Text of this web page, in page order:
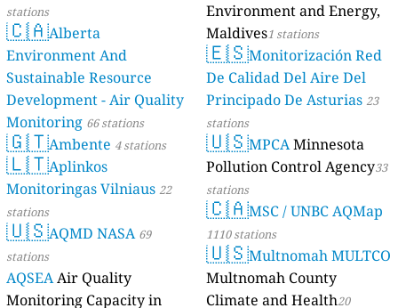
stations
🇨🇦Alberta
Environment And
Sustainable Resource
Development - Air Quality
Monitoring 66 stations
🇬🇹Ambente 4 stations
🇱🇹Aplinkos
Monitoringas Vilniaus 22
stations
🇺🇸AQMD NASA 69
stations
AQSEAAir Quality
Monitoring Capacity in
Environment and Energy,
Maldives1 stations
🇪🇸Monitorización Red
De Calidad Del Aire Del
Principado De Asturias 23
stations
🇺🇸MPCAMinnesota
Pollution Control Agency33
stations
🇨🇦MSC / UNBC AQMap
1110 stations
🇺🇸Multnomah MULTCO
Multnomah County
Climate and Health20